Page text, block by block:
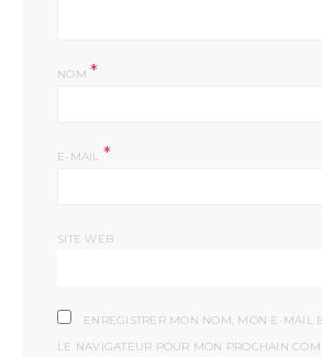
NOM *
E-MAIL *
SITE WEB
ENREGISTRER MON NOM, MON E-MAIL
LE NAVIGATEUR POUR MON PROCHAIN